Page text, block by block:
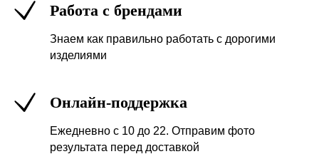
Работа с брендами
Знаем как правильно работать с дорогими
изделиями
Онлайн-поддержка
Ежедневно с 10 до 22. Отправим фото
результата перед доставкой